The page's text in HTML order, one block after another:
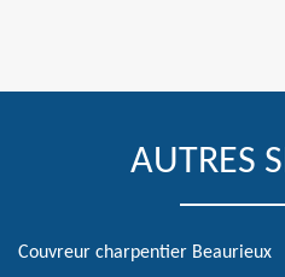
AUTRES
Couvreur charpentier Beaurieux